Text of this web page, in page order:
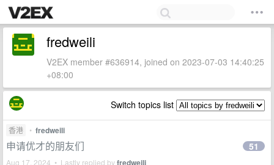
fredweili
V2EX member #636914, joined on 2023-07-03 14:40:25
+08:00
Switch topics list
香港 • fredweili
申请优才的朋友们
Aug 17, 2024 • Lastly replied byfredweili
51